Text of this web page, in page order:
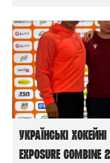
Українські
Exposure Combine